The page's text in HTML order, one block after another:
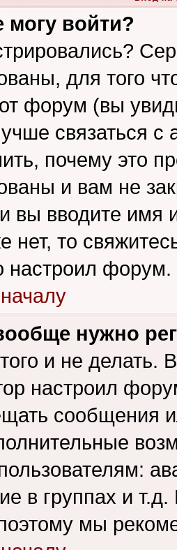
могу войти?
для того
форум (вы
связаться
почему это
и вам не
вы вводите
нет, то
настроил форум.
нужно
и не делать.
настроил
сообщения
в группах и
мы